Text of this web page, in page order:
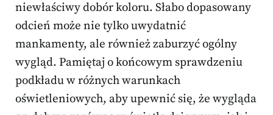
niewłaściwy dobór koloru. Słabo dopasowany
odcień może nie tylko uwydatnić
mankamenty, ale również zaburzyć ogólny
wygląd. Pamiętaj o końcowym sprawdzeniu
podkładu w różnych warunkach
oświetleniowych, aby upewnić się, że wygląda